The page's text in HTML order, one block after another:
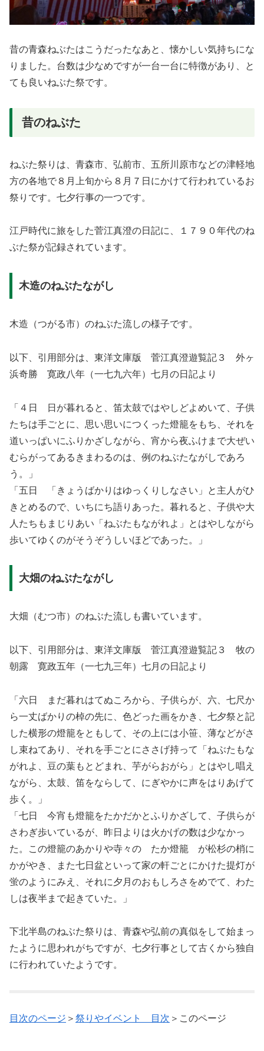
昔の青森ねぶたはこうだったなあと、懐かしい気持ちにな
りました。台数は少なめですが一台一台に特徴があり、と
ても良いねぶた祭です。
昔のねぶた
ねぶた祭りは、青森市、弘前市、五所川原市などの津軽地
方の各地で８月上旬から８月７日にかけて行われているお
祭りです。七夕行事の一つです。
江戸時代に旅をした菅江真澄の日記に、１７９０年代のね
ぶた祭が記録されています。
木造のねぶたながし
木造（つがる市）のねぶた流しの様子です。
以下、引用部分は、東洋文庫版 菅江真澄遊覧記３ 外ヶ
浜奇勝 寛政八年（一七九六年）七月の日記より
「４日 日が暮れると、笛太鼓ではやしどよめいて、子供
たちは手ごとに、思い思いにつくった燈籠をもち、それを
道いっぱいにふりかざしながら、宵から夜ふけまで大ぜい
むらがってあるきまわるのは、例のねぶたながしであろ
う。」
「五日 「きょうばかりはゆっくりしなさい」と主人がひ
きとめるので、いちにち語りあった。暮れると、子供や大
人たちもまじりあい「ねぶたもながれよ」とはやしながら
歩いてゆくのがそうぞうしいほどであった。」
大畑のねぶたながし
大畑（むつ市）のねぶた流しも書いています。
以下、引用部分は、東洋文庫版 菅江真澄遊覧記３ 牧の
朝露 寛政五年（一七九三年）七月の日記より
「六日 まだ暮れはてぬころから、子供らが、六、七尺か
ら一丈ばかりの棹の先に、色どった画をかき、七夕祭と記
した横形の燈籠をともして、その上には小笹、薄などがさ
し束ねてあり、それを手ごとにささげ持って「ねぶたもな
がれよ、豆の葉もとどまれ、芋がらおがら」とはやし唱え
ながら、太鼓、笛をならして、にぎやかに声をはりあげて
歩く。」
「七日 今宵も燈籠をたかだかとふりかざして、子供らが
さわぎ歩いているが、昨日よりは火かげの数は少なかっ
た。この燈籠のあかりや寺々の たか燈籠 が松杉の梢に
かがやき、また七日盆といって家の軒ごとにかけた提灯が
蛍のようにみえ、それに夕月のおもしろさをめでて、わた
しは夜半まで起きていた。」
下北半島のねぶた祭りは、青森や弘前の真似をして始まっ
たように思われがちですが、七夕行事として古くから独自
に行われていたようです。
目次のページ ＞ 祭りやイベント 目次 ＞このページ